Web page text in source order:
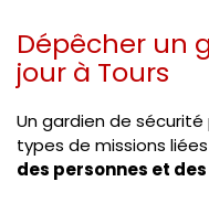
Dépêcher un
jour à Tours
Un gardien de
types de missions
des personnes et